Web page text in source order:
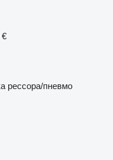
€
рессора/пневмо